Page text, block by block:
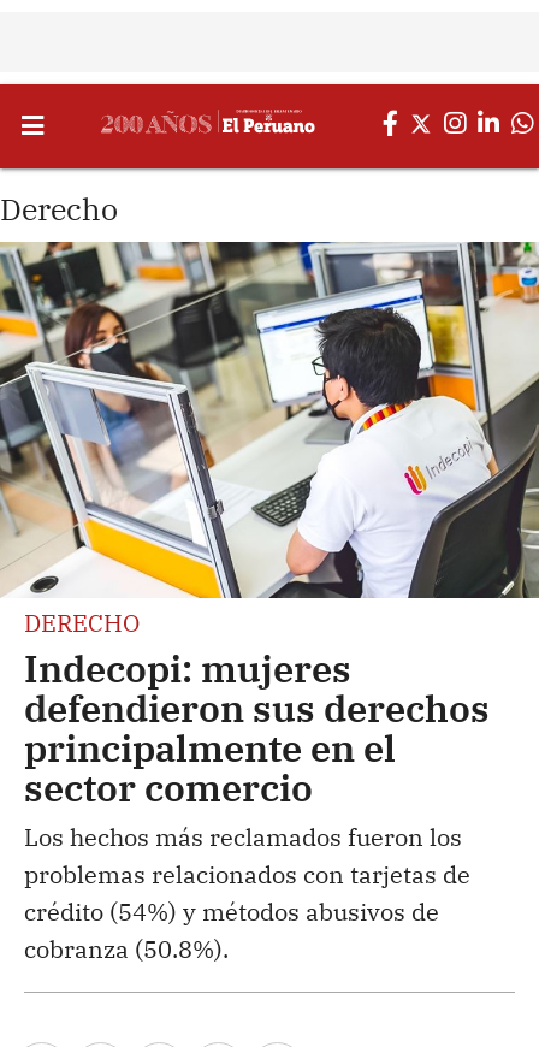
Derecho
DERECHO
Indecopi: mujeres
defendieron sus derechos
principalmente en el
sector comercio
Los hechos más reclamados fueron los
problemas relacionados con tarjetas de
crédito (54%) y métodos abusivos de
cobranza (50.8%).